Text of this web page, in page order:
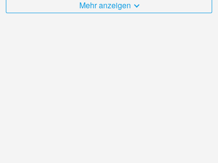
Übertragungen bewertet.Mehr anzeigen